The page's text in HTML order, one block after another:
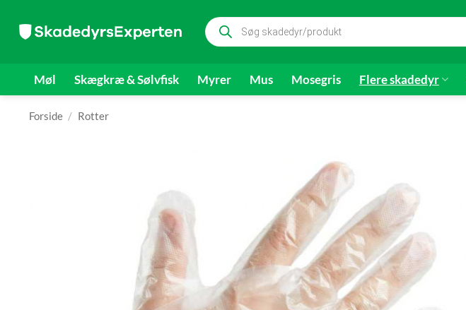
indhold
Products
search
Møl Skægkræ & Sølvfisk Myrer Mus Mosegris Flere skadedyr
Forside / Rotter